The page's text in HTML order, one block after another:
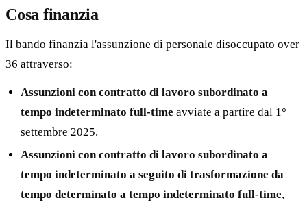
Cosa finanzia
Il bando finanzia l'assunzione di personale disoccupato over
36 attraverso:
Assunzioni con contratto di lavoro subordinato a
tempo indeterminato full-time avviate a partire dal 1°
settembre 2025.
Assunzioni con contratto di lavoro subordinato a
tempo indeterminato a seguito di trasformazione da
tempo determinato a tempo indeterminato full-time,